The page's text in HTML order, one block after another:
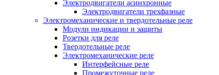
Электродвигатели асинхронные
Электродвигатели трехфазные
Электромеханические и твердотельные реле
Модули индикации и защиты
Розетки для реле
Твердотельные реле
Электромеханические реле
Интерфейсные реле
Промежуточные реле